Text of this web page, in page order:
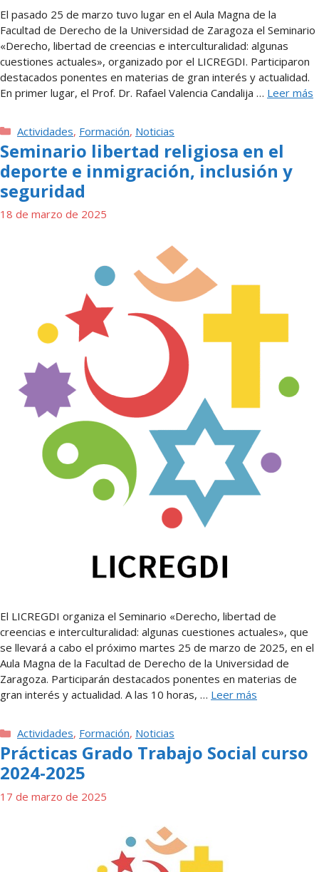
El pasado 25 de marzo tuvo lugar en el Aula Magna de la
Facultad de Derecho de la Universidad de Zaragoza el Seminario
«Derecho, libertad de creencias e interculturalidad: algunas
cuestiones actuales», organizado por el LICREGDI. Participaron
destacados ponentes en materias de gran interés y actualidad.
En primer lugar, el Prof. Dr. Rafael Valencia Candalija … Leer más
Categorías
Actividades, Formación, Noticias
Seminario libertad religiosa en el
deporte e inmigración, inclusión y
seguridad
18 de marzo de 2025
El LICREGDI organiza el Seminario «Derecho, libertad de
creencias e interculturalidad: algunas cuestiones actuales», que
se llevará a cabo el próximo martes 25 de marzo de 2025, en el
Aula Magna de la Facultad de Derecho de la Universidad de
Zaragoza. Participarán destacados ponentes en materias de
gran interés y actualidad. A las 10 horas, … Leer más
Categorías
Actividades, Formación, Noticias
Prácticas Grado Trabajo Social curso
2024-2025
17 de marzo de 2025